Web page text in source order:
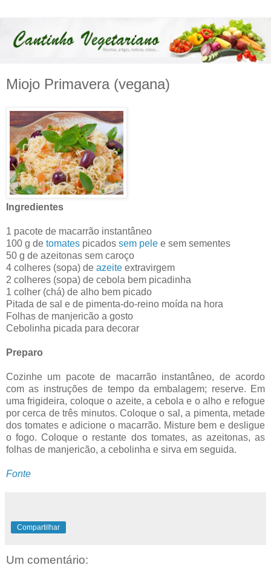
Miojo Primavera (vegana)
Ingredientes
1 pacote de macarrão instantâneo
100 g de tomates picados sem pele e sem sementes
50 g de azeitonas sem caroço
4 colheres (sopa) de azeite extravirgem
2 colheres (sopa) de cebola bem picadinha
1 colher (chá) de alho bem picado
Pitada de sal e de pimenta-do-reino moída na hora
Folhas de manjericão a gosto
Cebolinha picada para decorar
Preparo
Cozinhe um pacote de macarrão instantâneo, de acordo
com as instruções de tempo da embalagem; reserve. Em
uma frigideira, coloque o azeite, a cebola e o alho e refogue
por cerca de três minutos. Coloque o sal, a pimenta, metade
dos tomates e adicione o macarrão. Misture bem e desligue
o fogo. Coloque o restante dos tomates, as azeitonas, as
folhas de manjericão, a cebolinha e sirva em seguida.
Fonte
Compartilhar
Um comentário: